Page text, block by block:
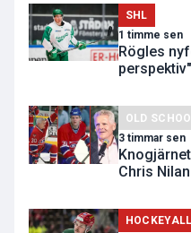
SHL
1 timme sen
Rögles
perspektiv"
OLD
3 timmar sen
Chris Nilan